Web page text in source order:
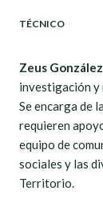
TÉCNICO
Zeus
investigación y
Se encarga de
requieren
equipo de
sociales y las
Territorio.